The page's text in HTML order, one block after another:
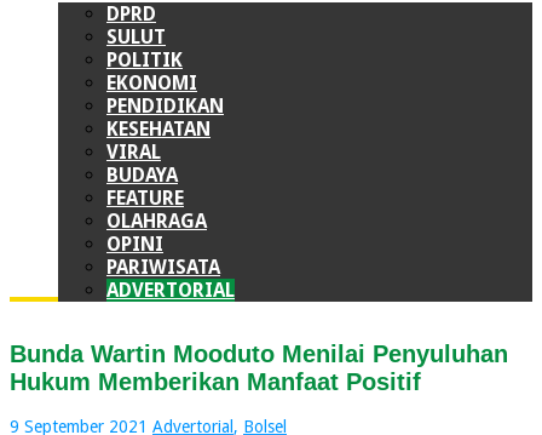
DPRD
SULUT
POLITIK
EKONOMI
PENDIDIKAN
KESEHATAN
VIRAL
BUDAYA
FEATURE
OLAHRAGA
OPINI
PARIWISATA
ADVERTORIAL
Bunda Wartin Mooduto Menilai Penyuluhan
Hukum Memberikan Manfaat Positif
9 September 2021 Advertorial , Bolsel